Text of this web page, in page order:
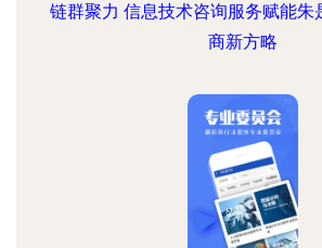
链群聚力 信息技术咨询服务赋能朱
商新方略